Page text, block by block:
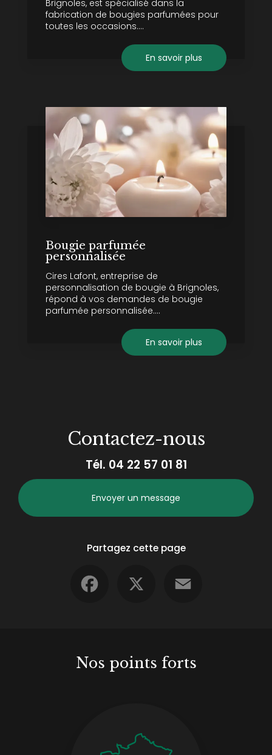
Brignoles, est spécialisé dans la
fabrication de bougies parfumées pour
toutes les occasions....
En savoir plus
Bougie parfumée
personnalisée
Cires Lafont, entreprise de
personnalisation de bougie à Brignoles,
répond à vos demandes de bougie
parfumée personnalisée....
En savoir plus
Contactez-nous
Tél. 04 22 57 01 81
Envoyer un message
Partagez cette page
Nos points forts